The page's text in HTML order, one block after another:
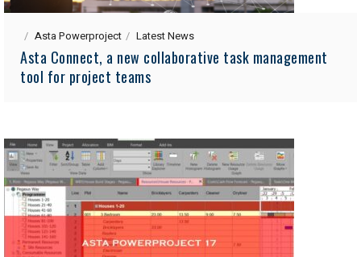
Asta Powerproject Latest News
Asta Connect, a new collaborative task management
tool for project teams